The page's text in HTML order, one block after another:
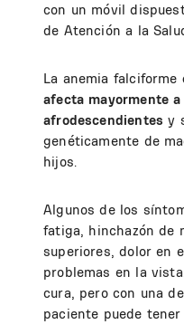
con un móvil
de Atención a la
La anemia falciforme
afecta mayormente
afrodescendientes y
genéticamente de
hijos.
Algunos de los
fatiga, hinchazón de
superiores, dolor en
problemas en la
cura, pero con una
paciente puede